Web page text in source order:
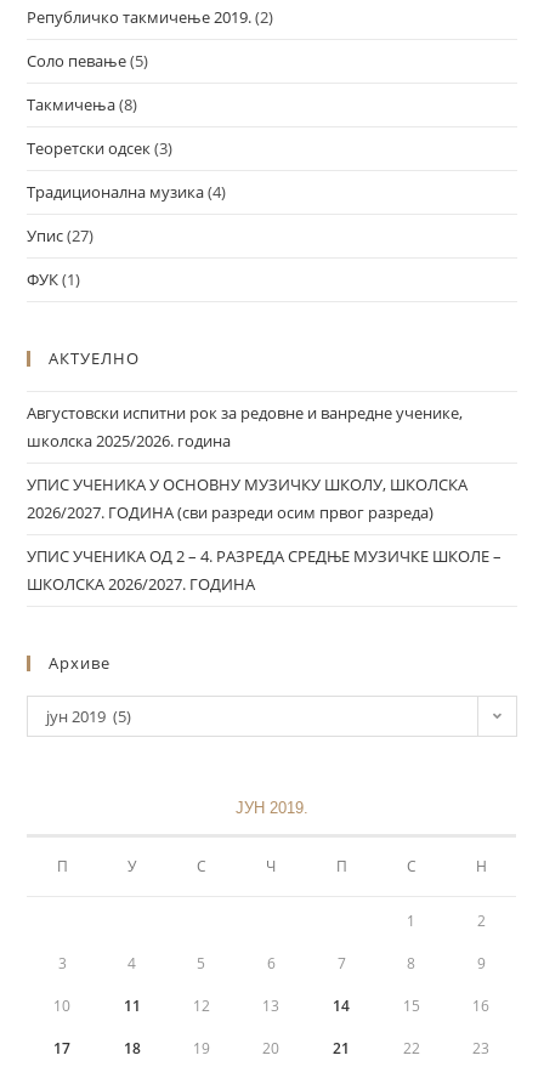
Републичко такмичење 2019.(2)
Соло певање(5)
Такмичења(8)
Теоретски одсек (3)
Традиционална музика(4)
Упис(27)
ФУК(1)
АКТУЕЛНО
Августовски испитни рок за редовне и ванредне ученике,
школска 2025/2026. година
УПИС УЧЕНИКА У ОСНОВНУ МУЗИЧКУ ШКОЛУ, ШКОЛСКА
2026/2027. ГОДИНА (сви разреди осим првог разреда)
УПИС УЧЕНИКА ОД 2 – 4. РАЗРЕДА СРЕДЊЕ МУЗИЧКЕ ШКОЛЕ –
ШКОЛСКА 2026/2027. ГОДИНА
Архиве
јун 2019 (5)
ЈУН 2019.
П У С Ч П С Н
1 2
3 4 5 6 7 8 9
10 11 12 13 14 15 16
17 18 19 20 21 22 23